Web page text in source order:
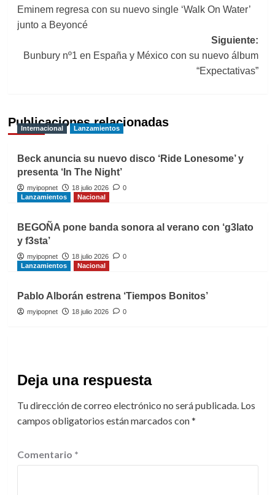
de
entradas
Eminem regresa con su nuevo single ‘Walk On Water’
junto a Beyoncé
Siguiente:
Bunbury nº1 en España y México con su nuevo álbum
“Expectativas”
Publicaciones relacionadas
Internacional Lanzamientos
Beck anuncia su nuevo disco ‘Ride Lonesome’ y
presenta ‘In The Night’
myipopnet 18 julio 2026
0
Lanzamientos
Nacional
BEGOÑA pone banda sonora al verano con ‘g3lato
y f3sta’
myipopnet 18 julio 2026
0
Lanzamientos
Nacional
Pablo Alborán estrena ‘Tiempos Bonitos’
myipopnet 18 julio 2026 0
Deja una respuesta
Tu dirección de correo electrónico no será publicada. Los
campos obligatorios están marcados con*
Comentario *